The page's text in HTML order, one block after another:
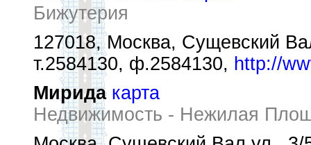
Бижутерия
127018, Москва, Сущевский
т.2584130, ф.2584130, http://
Мирида карта
Недвижимость - Нежилая